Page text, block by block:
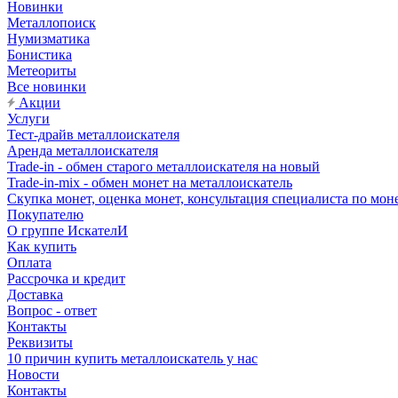
Новинки
Металлопоиск
Нумизматика
Бонистика
Метеориты
Все новинки
Акции
Услуги
Тест-драйв металлоискателя
Аренда металлоискателя
Trade-in - обмен старого металлоискателя на новый
Trade-in-mix - обмен монет на металлоискатель
Скупка монет, оценка монет, консультация специалиста по
Покупателю
О группе ИскателИ
Как купить
Оплата
Рассрочка и кредит
Доставка
Вопрос - ответ
Контакты
Реквизиты
10 причин купить металлоискатель у нас
Новости
Контакты